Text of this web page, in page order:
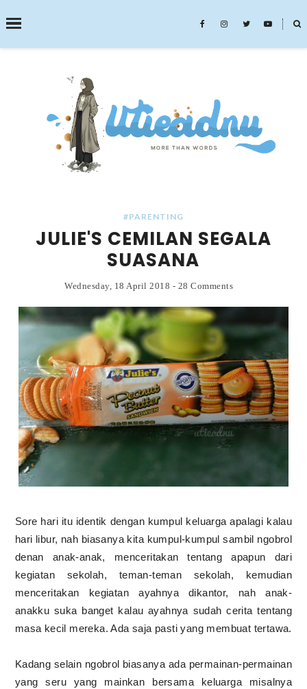
˟
SEARCH THIS BLOG
#PARENTING
JULIE'S CEMILAN SEGALA
SUASANA
Wednesday, 18 April 2018 - 28 Comments
Sore hari itu identik dengan kumpul keluarga apalagi kalau
hari libur, nah biasanya kita kumpul-kumpul sambil ngobrol
denan anak-anak, menceritakan tentang apapun dari
kegiatan sekolah, teman-teman sekolah, kemudian
menceritakan kegiatan ayahnya dikantor, nah anak-
anakku suka banget kalau ayahnya sudah cerita tentang
masa kecil mereka. Ada saja pasti yang membuat tertawa.
Kadang selain ngobrol biasanya ada permainan-permainan
yang seru yang mainkan bersama keluarga misalnya